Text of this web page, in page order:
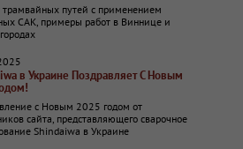
трамвайных путей с применением
САК, примеры работ в Виннице и
в Украине Поздравляет С Новым
с Новым 2025 годом от
сайта, представляющего сварочное
Shindaiwa в Украине